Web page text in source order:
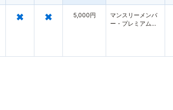
× × 5,000円
マンスリーメンバ
ー・プレミアムフ